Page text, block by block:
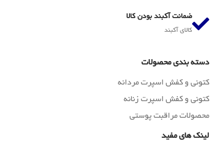
ضمانت آکبند بودن کالا
کالای آکبند
دسته بندی محصولات
کتونی و کفش اسپرت مردانه
کتونی و کفش اسپرت زنانه
محصولات مراقبت پوستی
لینک های مفید